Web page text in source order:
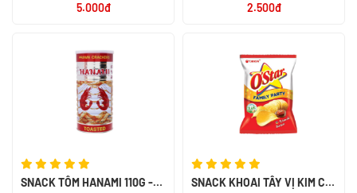
5.000đ 2.500đ
SNACK TÔM HANAMI 110G -
SNACK KHOAI TÂY VỊ KIM CHI